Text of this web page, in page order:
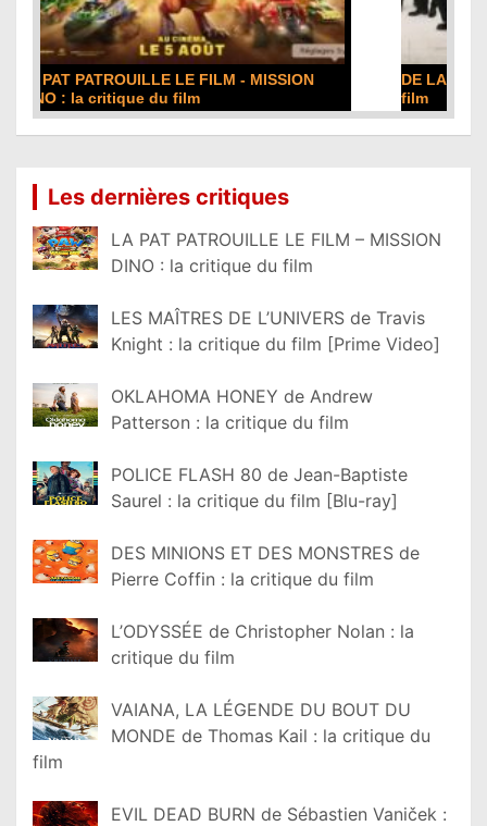
DE LA COMÉDIE-FRANÇAISE : la critique du
film
Les dernières critiques
LA PAT PATROUILLE LE FILM – MISSION
DINO : la critique du film
LES MAÎTRES DE L’UNIVERS de Travis
Knight : la critique du film [Prime Video]
OKLAHOMA HONEY de Andrew
Patterson : la critique du film
POLICE FLASH 80 de Jean-Baptiste
Saurel : la critique du film [Blu-ray]
DES MINIONS ET DES MONSTRES de
Pierre Coffin : la critique du film
L’ODYSSÉE de Christopher Nolan : la
critique du film
VAIANA, LA LÉGENDE DU BOUT DU
MONDE de Thomas Kail : la critique du
film
EVIL DEAD BURN de Sébastien Vaniček :